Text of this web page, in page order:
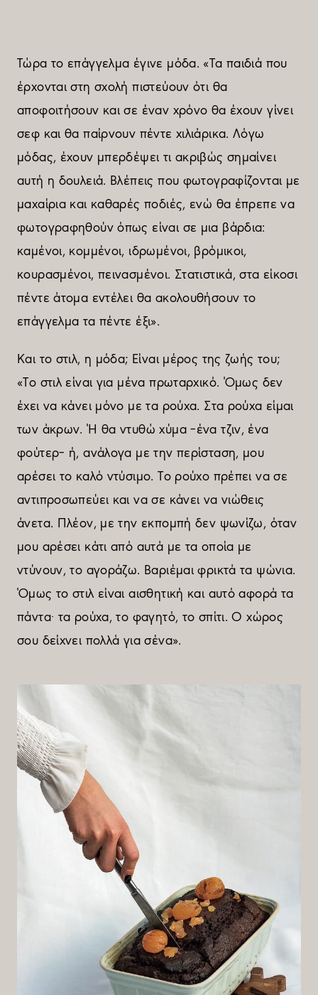
Τώρα το επάγγελµα έγινε µόδα. «Τα παιδιά που
έρχονται στη σχολή πιστεύουν ότι θα
αποφοιτήσουν και σε έναν χρόνο θα έχουν γίνει
σεφ και θα παίρνουν πέντε χιλιάρικα. Λόγω
µόδας, έχουν µπερδέψει τι ακριβώς σηµαίνει
αυτή η δουλειά. Βλέπεις που φωτογραφίζονται µε
µαχαίρια και καθαρές ποδιές, ενώ θα έπρεπε να
φωτογραφηθούν όπως είναι σε µια βάρδια:
καµένοι, κοµµένοι, ιδρωµένοι, βρόµικοι,
κουρασµένοι, πεινασµένοι. Στατιστικά, στα είκοσι
πέντε άτοµα εντέλει θα ακολουθήσουν το
επάγγελµα τα πέντε έξι».
Και το στιλ, η µόδα; Είναι µέρος της ζωής του;
«Το στιλ είναι για µένα πρωταρχικό. Όµως δεν
έχει να κάνει µόνο µε τα ρούχα. Στα ρούχα είµαι
των άκρων. Ή θα ντυθώ χύµα –ένα τζιν, ένα
φούτερ– ή, ανάλογα µε την περίσταση, µου
αρέσει το καλό ντύσιµο. Το ρούχο πρέπει να σε
αντιπροσωπεύει και να σε κάνει να νιώθεις
άνετα. Πλέον, µε την εκποµπή δεν ψωνίζω, όταν
µου αρέσει κάτι από αυτά µε τα οποία µε
ντύνουν, το αγοράζω. Βαριέµαι φρικτά τα ψώνια.
Όµως το στιλ είναι αισθητική και αυτό αφορά τα
πάντα· τα ρούχα, το φαγητό, το σπίτι. Ο χώρος
σου δείχνει πολλά για σένα».